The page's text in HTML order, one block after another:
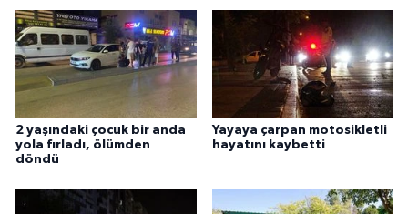
2 yaşındaki çocuk bir anda
yola fırladı, ölümden
döndü
Yayaya çarpan motosikletli
hayatını kaybetti